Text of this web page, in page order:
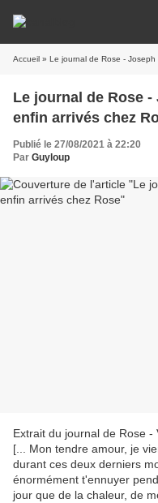
Accueil » Le journal de Rose -
Le journal de Rose - Joseph et Mathilde sont
enfin arrivés chez
Publié le 27/08/2021 à 22:20
Par Guyloup
Extrait du journal de Rose
[... Mon tendre amour, je
durant ces deux derniers
énormément t'ennuyer
jour que de la chaleur, de